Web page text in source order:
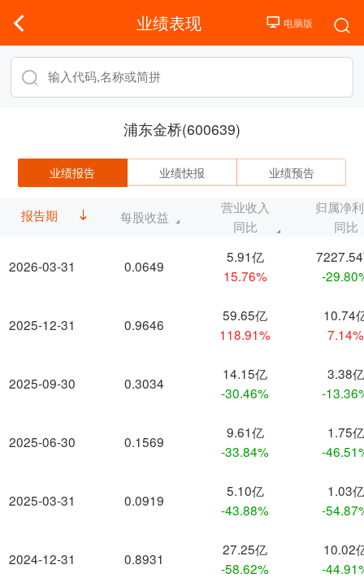
业绩表现
浦东金桥(600639)
业绩报告 业绩快报 业绩预告
报告期
2026-03-31
2025-12-31
2025-09-30
2025-06-30
2025-03-31
2024-12-31
每股收益
营业收入
同比
归属净
同比
0.0649
5.91亿
15.76%
-
0.9646
59.65亿
118.91%
10.74
7.14%
0.3034
14.15亿
-30.46%
3.38亿
-
0.1569
9.61亿
-33.84%
1.75亿
-
0.0919
5.10亿
-43.88%
1.03亿
-
0.8931
27.25亿
-58.62%
10.02
-